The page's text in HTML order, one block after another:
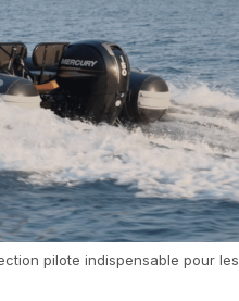
pilote indispensable pour les